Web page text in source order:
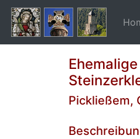
Pickließem,